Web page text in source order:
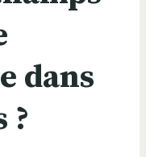
dans
?